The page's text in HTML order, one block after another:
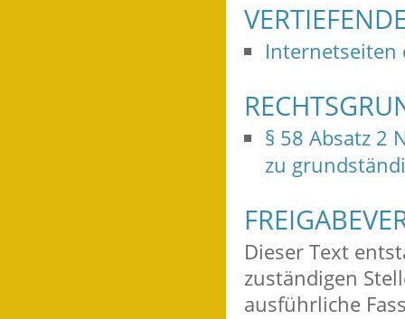
Internetseiten
§ 58 Absatz 2
zu
Dieser Text
zuständigen
ausführliche